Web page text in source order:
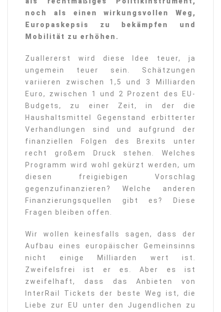
noch als einen wirkungsvollen Weg,
Europaskepsis zu bekämpfen und
Mobilität zu erhöhen.
Zuallererst wird diese Idee teuer, ja
ungemein teuer sein. Schätzungen
variieren zwischen 1,5 und 3 Milliarden
Euro, zwischen 1 und 2 Prozent des EU-
Budgets, zu einer Zeit, in der die
Haushaltsmittel Gegenstand erbitterter
Verhandlungen sind und aufgrund der
finanziellen Folgen des Brexits unter
recht großem Druck stehen. Welches
Programm wird wohl gekürzt werden, um
diesen freigiebigen Vorschlag
gegenzufinanzieren? Welche anderen
Finanzierungsquellen gibt es? Diese
Fragen bleiben offen.
Wir wollen keinesfalls sagen, dass der
Aufbau eines europäischer Gemeinsinns
nicht einige Milliarden wert ist.
Zweifelsfrei ist er es. Aber es ist
zweifelhaft, dass das Anbieten von
InterRail Tickets der beste Weg ist, die
Liebe zur EU unter den Jugendlichen zu